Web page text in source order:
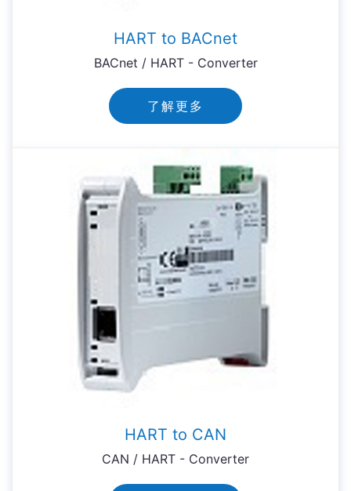
HART to BACnet
BACnet / HART - Converter
了解更多
HART to CAN
CAN / HART - Converter